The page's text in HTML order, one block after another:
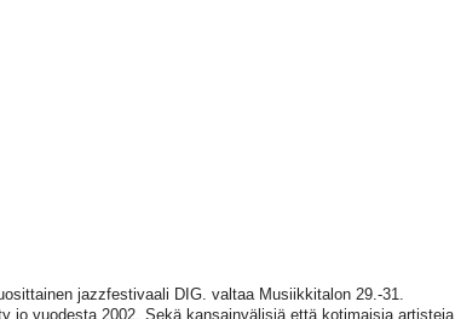
jazzfestivaali DIG. valtaa Musiikkitalon 29.-31.
jo vuodesta 2002. Sekä kansainvälisiä että kotimaisia artisteja